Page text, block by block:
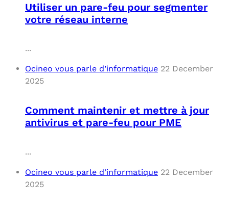
Utiliser un pare-feu pour segmenter
votre réseau interne
...
Ocineo vous parle d’informatique 22 December
2025
Comment maintenir et mettre à jour
antivirus et pare-feu pour PME
...
Ocineo vous parle d’informatique 22 December
2025